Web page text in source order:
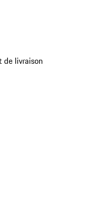
de livraison